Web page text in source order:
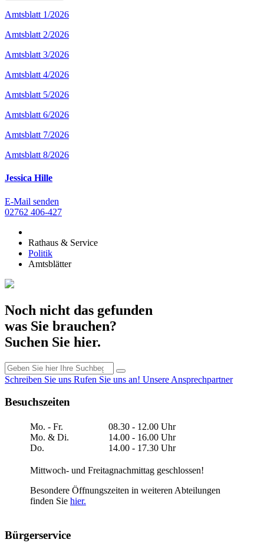
Amtsblatt 1/2026
Amtsblatt 2/2026
Amtsblatt 3/2026
Amtsblatt 4/2026
Amtsblatt 5/2026
Amtsblatt 6/2026
Amtsblatt 7/2026
Amtsblatt 8/2026
Jessica Hille
E-Mail senden
02762 406-427
Rathaus & Service
Politik
Amtsblätter
Noch nicht das gefunden
was Sie brauchen?
Suchen Sie hier.
Schreiben Sie uns Rufen Sie uns an! Unsere Ansprechpartner
Besuchszeiten
Mo. - Fr.
Mo. & Di.
Do.
08.30 - 12.00 Uhr
14.00 - 16.00 Uhr
14.00 - 17.30 Uhr
Mittwoch- und Freitagnachmittag geschlossen!
Besondere Öffnungszeiten in weiteren Abteilungen
finden Sie hier.
Bürgerservice